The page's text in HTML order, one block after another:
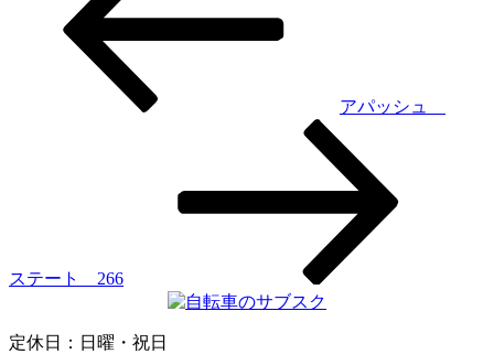
アパッシュ
ステート 266
定休日：日曜・祝日